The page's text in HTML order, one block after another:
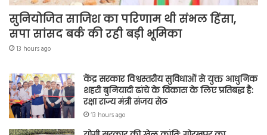
सुनियोजित साजिश का परिणाम थी संभल हिंसा,
सपा सांसद बर्क की रही बड़ी भूमिका
13 hours ago
केंद्र सरकार विश्वस्तरीय सुविधाओं से युक्त आधुनिक
शहरी बुनियादी ढांचे के विकास के लिए प्रतिबद्ध है:
रक्षा राज्य मंत्री संजय सेठ
13 hours ago